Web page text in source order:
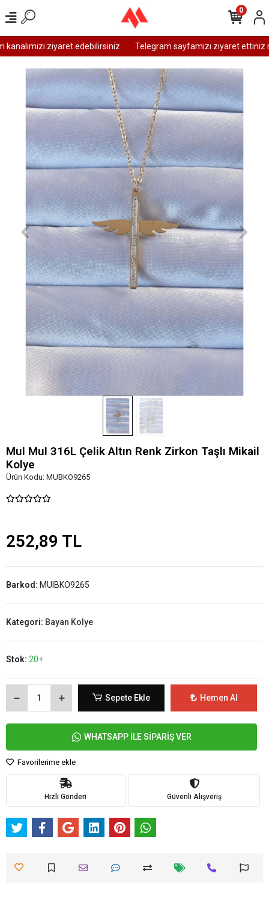
ziyaret edebilirsiniz Telegram sayfamızı ziyaret ettiniz
0
MuI MuI 316L Çelik Altın Renk Zirkon Taşlı Mikail
Kolye
Ürün Kodu: MUBKO9265
252,89 TL
Barkod: MUIBKO9265
Kategori: Bayan Kolye
Stok: 20+
Sepete Ekle Hemen Al
WHATSAPP İLE SİPARİŞ VER
Favorilerime ekle
Hızlı Gönderi Güvenli Alışveriş